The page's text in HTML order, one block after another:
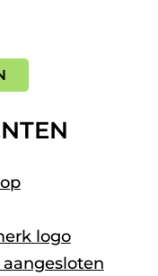
logo